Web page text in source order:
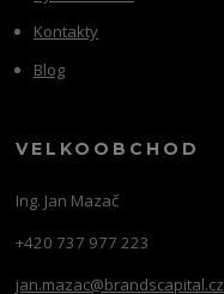
Kontakty
Blog
VELKOOBCHOD
Ing. Jan Mazač
+420 737 977 223
jan.mazac@brandscapital.cz